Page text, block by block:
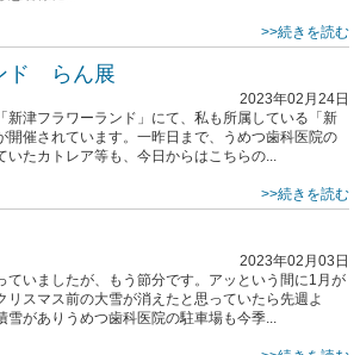
>>続きを読む
ド らん展
2023年02月24日
新津フラワーランド」にて、私も所属している「新
開催されています。一昨日まで、うめつ歯科医院の
いたカトレア等も、今日からはこちらの...
>>続きを読む
2023年02月03日
ていましたが、もう節分です。アッという間に1月が
リスマス前の大雪が消えたと思っていたら先週よ
雪がありうめつ歯科医院の駐車場も今季...